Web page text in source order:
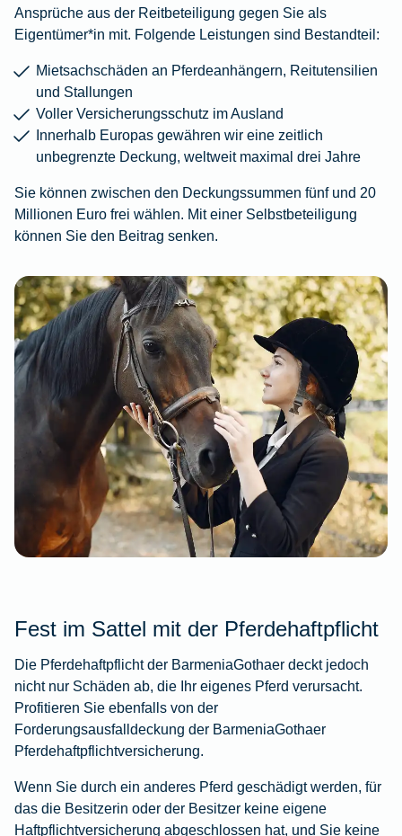
Ansprüche aus der Reitbeteiligung gegen Sie als
Eigentümer*in mit. Folgende Leistungen sind Bestandteil:
Mietsachschäden an Pferdeanhängern, Reitutensilien
und Stallungen
Voller Versicherungsschutz im Ausland
Innerhalb Europas gewähren wir eine zeitlich
unbegrenzte Deckung, weltweit maximal drei Jahre
Sie können zwischen den Deckungssummen fünf und 20
Millionen Euro frei wählen. Mit einer Selbstbeteiligung
können Sie den Beitrag senken.
Fest im Sattel mit der Pferdehaftpflicht
Die Pferdehaftpflicht der BarmeniaGothaer deckt jedoch
nicht nur Schäden ab, die Ihr eigenes Pferd verursacht.
Profitieren Sie ebenfalls von der
Forderungsausfalldeckung der BarmeniaGothaer
Pferdehaftpflichtversicherung.
Wenn Sie durch ein anderes Pferd geschädigt werden, für
das die Besitzerin oder der Besitzer keine eigene
Haftpflichtversicherung abgeschlossen hat, und Sie keine